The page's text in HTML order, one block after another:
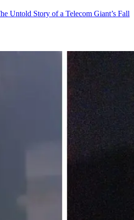
Untold Story of a Telecom Giant’s Fall